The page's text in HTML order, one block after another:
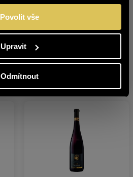
Povolit vše
Upravit
Odmítnout
CHARDONNAY 2022
POZDNÍ SBĚR